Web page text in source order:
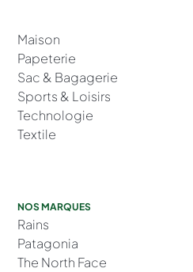
Maison
Papeterie
Sac & Bagagerie
Sports & Loisirs
Technologie
Textile
NOS MARQUES
Rains
Patagonia
The North Face